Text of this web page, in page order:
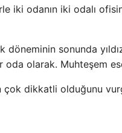
iki odanın iki odalı
döneminin sonunda
olarak. Muhteşem
çok dikkatli olduğunu